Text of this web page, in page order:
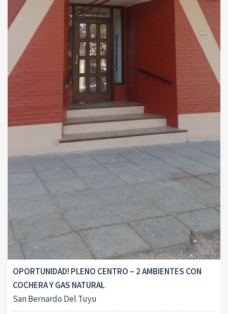
OPORTUNIDAD! PLENO CENTRO – 2 AMBIENTES CON
COCHERA Y GAS NATURAL
San Bernardo Del Tuyu